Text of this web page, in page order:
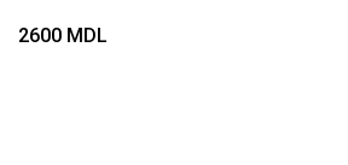
2600 MDL